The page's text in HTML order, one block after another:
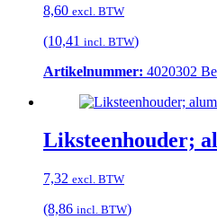
8,60 excl. BTW
(10,41 incl. BTW)
Artikelnummer: 4020302
Liksteenhouder;
7,32 excl. BTW
(8,86 incl. BTW)